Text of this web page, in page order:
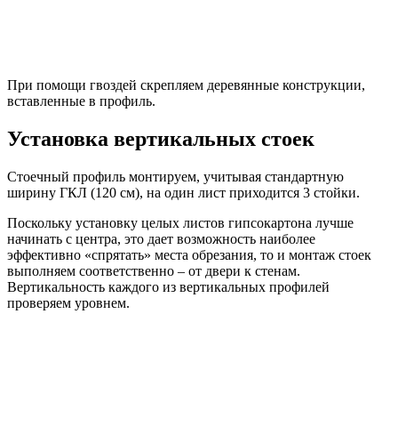
При помощи гвоздей скрепляем деревянные конструкции,
вставленные в профиль.
Установка вертикальных стоек
Стоечный профиль монтируем, учитывая стандартную
ширину ГКЛ (120 см), на один лист приходится 3 стойки.
Поскольку установку целых листов гипсокартона лучше
начинать с центра, это дает возможность наиболее
эффективно «спрятать» места обрезания, то и монтаж стоек
выполняем соответственно – от двери к стенам.
Вертикальность каждого из вертикальных профилей
проверяем уровнем.